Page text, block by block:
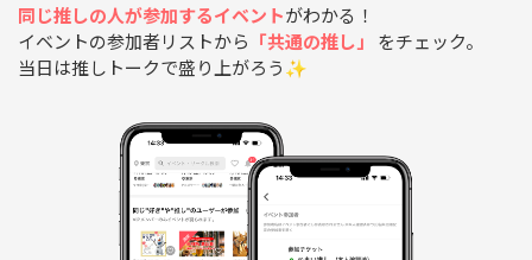
同じ推しの人が参加するイベントがわかる！
イベントの参加者リストから 「共通の推し」
をチェック。
当日は推しトークで盛り上がろう✨